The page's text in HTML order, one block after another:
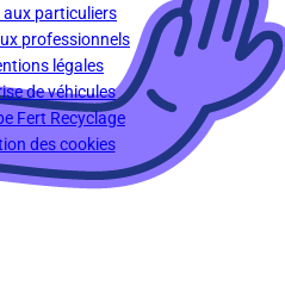
aux particuliers
professionnels
légales
de véhicules
Fert Recyclage
des cookies